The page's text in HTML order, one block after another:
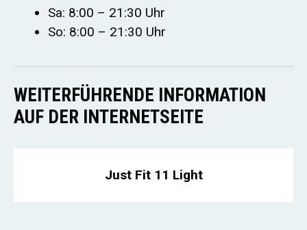
Sa: 8:00 – 21:30 Uhr
So: 8:00 – 21:30 Uhr
WEITERFÜHRENDE INFORMATION
AUF DER INTERNETSEITE
Just Fit 11 Light